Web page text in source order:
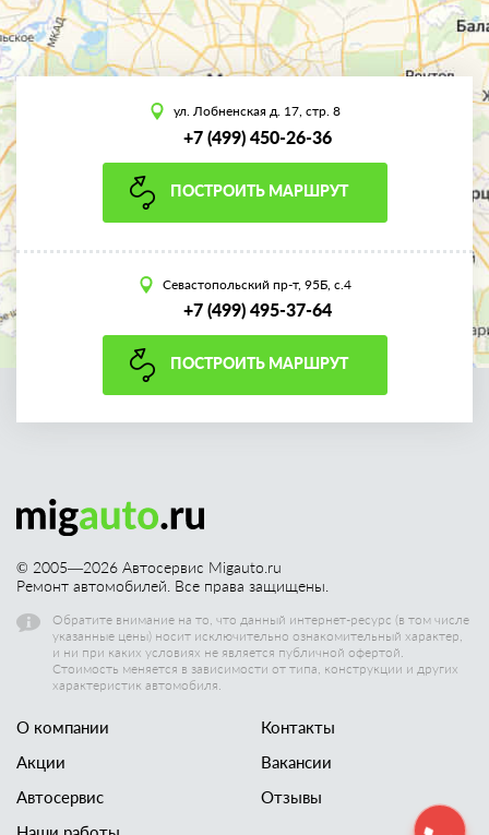
ул. Лобненская д. 17, стр. 8
+7 (499) 450-26-36
ПОСТРОИТЬ МАРШРУТ
Севастопольский пр-т, 95Б, с.4
+7 (499) 495-37-64
ПОСТРОИТЬ МАРШРУТ
© 2005—2026 Автосервис Migauto.ru
Ремонт автомобилей. Все права защищены.
Обратите внимание на то, что данный интернет-ресурс (в том числе
указанные цены) носит исключительно ознакомительный характер,
и ни при каких условиях не является публичной офертой.
Стоимость меняется в зависимости от типа, конструкции и других
характеристик автомобиля.
О компании
Акции
Автосервис
Контакты
Вакансии
Отзывы